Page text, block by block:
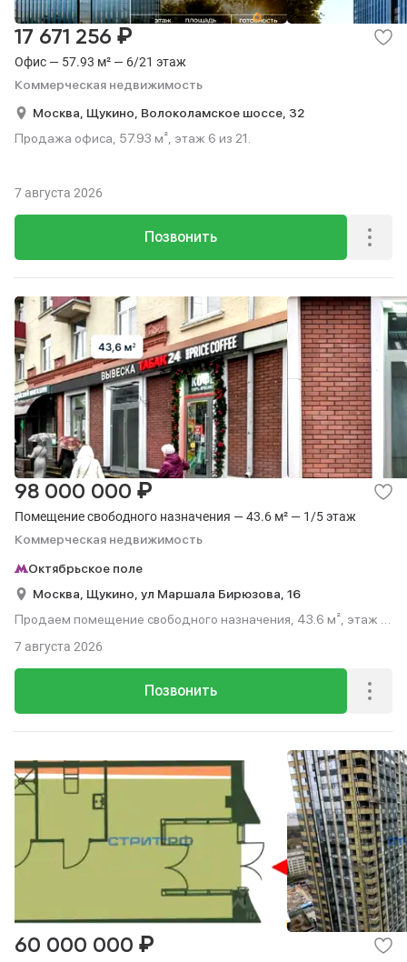
Офис — 57.93 м² — 6/21 этаж
Коммерческая недвижимость
17 671 256 ₽
Москва, Щукино, Волоколамское шоссе, 32
Продажа офиса, 57.93 м², этаж 6 из 21.
Позвонить
7 августа 2026
Помещение свободного назначения — 43.6 м² — 1/5 этаж
Коммерческая недвижимость
98 000 000 ₽
Октябрьское поле
Москва, Щукино, ул Маршала Бирюзова, 16
Продаем помещение свободного назначения, 43.6 м², этаж 1
Позвонить
7 августа 2026
60 000 000 ₽